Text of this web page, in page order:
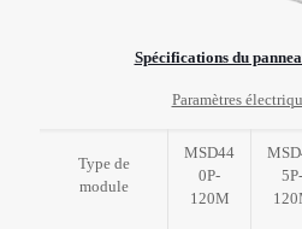
Spécifications du
Paramètres
Type de
module
MSD44
0P-
120M
5P-